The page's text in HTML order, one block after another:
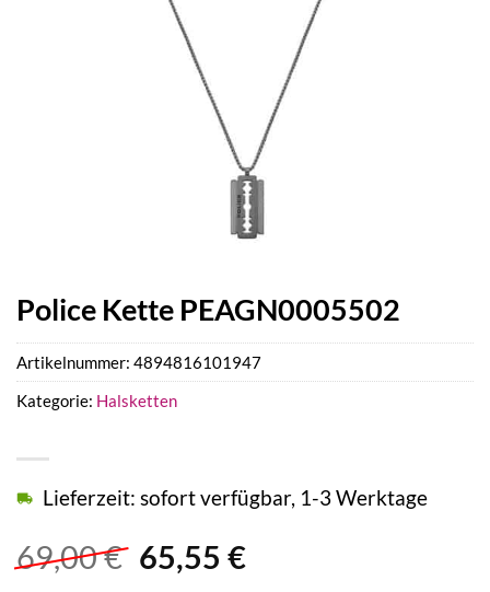
Police Kette PEAGN0005502
69,00€ Ursprünglicher
65,55 €Aktueller
Lieferzeit: sofort verfügbar, 1-3 Werktage
Artikelnummer: 4894816101947
Kategorie: Halsketten